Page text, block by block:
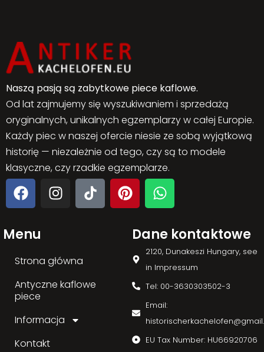
Naszą pasją są zabytkowe piece kaflowe.
Od lat zajmujemy się wyszukiwaniem i sprzedażą
oryginalnych, unikalnych egzemplarzy w całej Europie.
Każdy piec w naszej ofercie niesie ze sobą wyjątkową
historię — niezależnie od tego, czy są to modele
klasyczne, czy rzadkie egzemplarze.
Menu
Strona główna
Antyczne kaflowe
piece
Informacja
Kontakt
Dane kontaktowe
2120, Dunakeszi Hungary, see
in Impressum
Tel: 00-3630303502-3
Email:
EU Tax Number: HU66920706